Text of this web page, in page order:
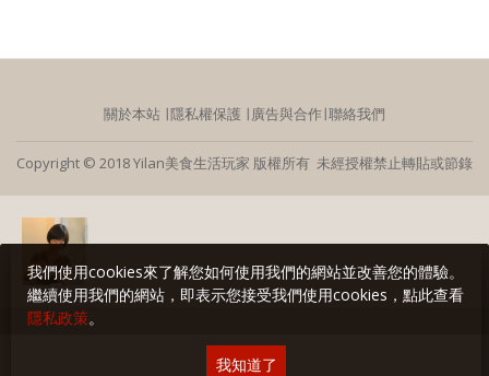
關於本站 ∣隱私權保護 ∣廣告與合作∣聯絡我們
Copyright © 2018 Yilan美食生活玩家 版權所有 未經授權禁止轉貼或節錄
我們使用cookies來了解您如何使用我們的網站並改善您的體驗。
繼續使用我們的網站，即表示您接受我們使用cookies，點此查看
隱私政策。
我知道了